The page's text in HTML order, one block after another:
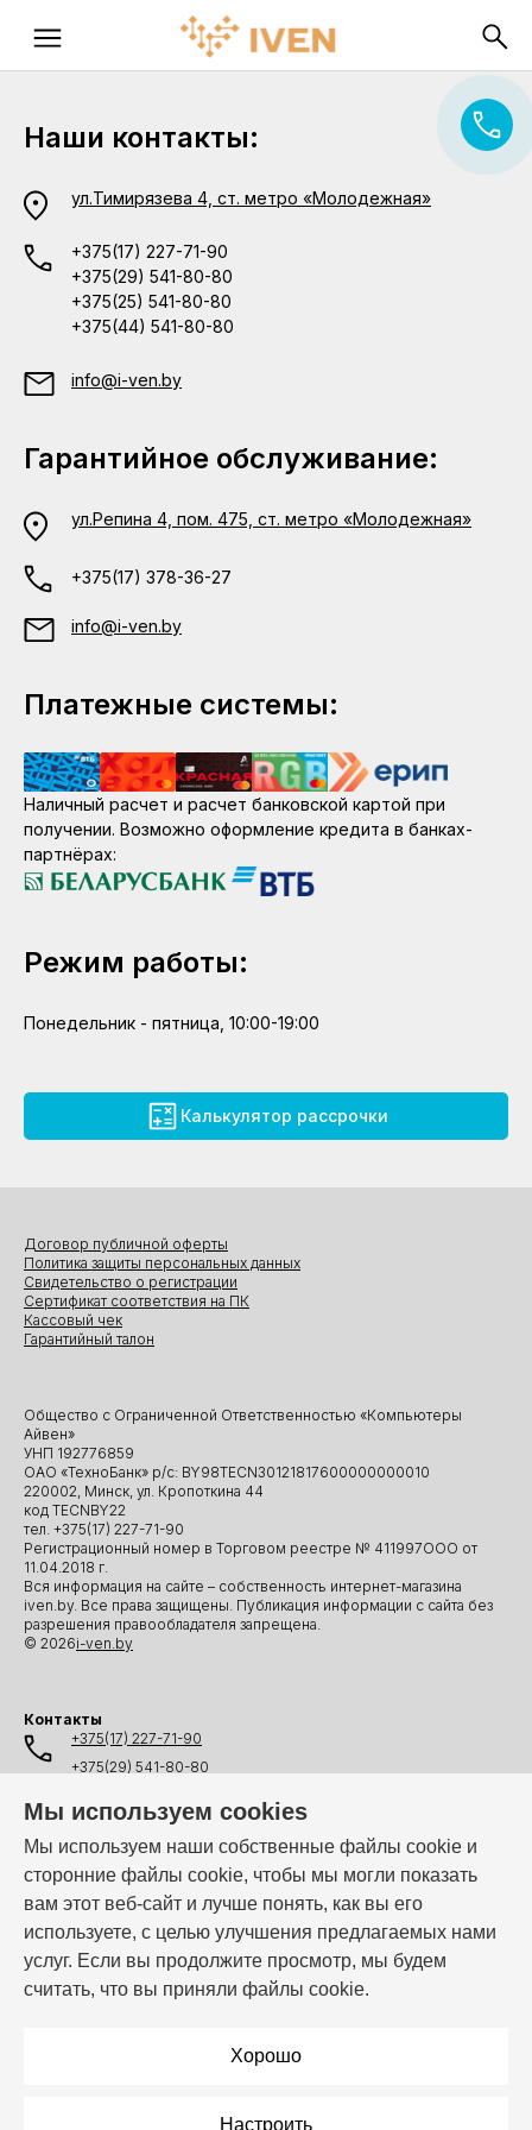
Мы используем cookies
Мы используем наши собственные файлы cookie и
сторонние файлы cookie, чтобы мы могли показать
вам этот веб-сайт и лучше понять, как вы его
используете, с целью улучшения предлагаемых нами
услуг. Если вы продолжите просмотр, мы будем
считать, что вы приняли файлы cookie.
Хорошо
Настроить
Наши контакты:
ул.Тимирязева 4, ст. метро «Молодежная»
+375(17) 227-71-90
+375(29) 541-80-80
+375(25) 541-80-80
+375(44) 541-80-80
info@i-ven.by
Гарантийное обслуживание:
ул.Репина 4, пом. 475, ст. метро «Молодежная»
+375(17) 378-36-27
info@i-ven.by
Платежные системы:
Наличный расчет и расчет банковской картой при
получении. Возможно оформление кредита в банках-
партнёрах:
Режим работы:
Понедельник - пятница, 10:00-19:00
Калькулятор рассрочки
Общество с Ограниченной Ответственностью «Компьютеры
Айвен»
УНП 192776859
ОАО «ТехноБанк» р/с: BY98TECN30121817600000000010
220002, Минск, ул. Кропоткина 44
код TECNBY22
тел. +375(17) 227-71-90
Регистрационный номер в Торговом реестре № 411997ООО от
11.04.2018 г.
Вся информация на сайте – собственность интернет-магазина
iven.by. Все права защищены. Публикация информации с сайта без
разрешения правообладателя запрещена.
© 2026i-ven.by
Договор публичной оферты
Политика защиты персональных данных
Свидетельство о регистрации
Сертификат соответствия на ПК
Кассовый чек
Гарантийный талон
Контакты
+375(17) 227-71-90
+375(29) 541-80-80
+375(44) 541-80-80
info@i-ven.by
Мы в мессенджерах:
Режим работы: Пн–Пт: 10:00 – 19:00